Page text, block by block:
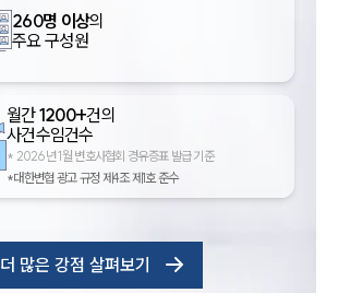
260명 이상의
주요 구성원
월간1200+건의
사건수임건수
* 2026년 1월 변호사협회 경유증표 발급 기준
*대한변협 광고 규정 제4조 제1호 준수
더 많은 강점 살펴보기